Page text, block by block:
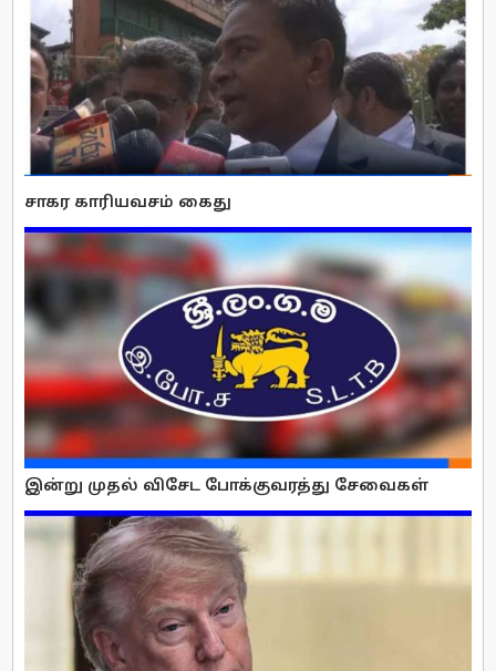
சாகர காரியவசம் கைது
இன்று முதல் விசேட போக்குவரத்து சேவைகள்